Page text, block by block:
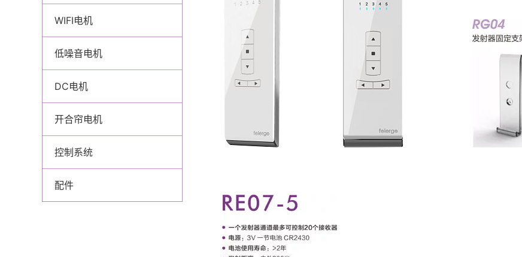
WIFI电机
低噪音电机
DC电机
开合帘电机
控制系统
配件